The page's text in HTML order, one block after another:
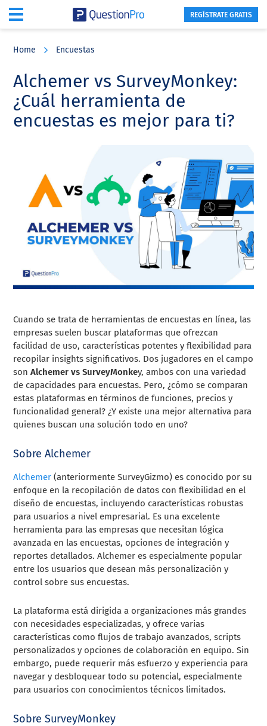
content
sidebar
REGÍSTRATE GRATIS
Home Encuestas
Alchemer vs SurveyMonkey:
¿Cuál herramienta de
encuestas es mejor para ti?
Cuando se trata de herramientas de encuestas en línea, las
empresas suelen buscar plataformas que ofrezcan
facilidad de uso, características potentes y flexibilidad para
recopilar insights significativos. Dos jugadores en el campo
sonAlchemer vs SurveyMonkey, ambos con una variedad
de capacidades para encuestas. Pero, ¿cómo se comparan
estas plataformas en términos de funciones, precios y
funcionalidad general? ¿Y existe una mejor alternativa para
quienes buscan una solución todo en uno?
Sobre Alchemer
Alchemer (anteriormente SurveyGizmo) es conocido por su
enfoque en la recopilación de datos con flexibilidad en el
diseño de encuestas, incluyendo características robustas
para usuarios a nivel empresarial. Es una excelente
herramienta para las empresas que necesitan lógica
avanzada en las encuestas, opciones de integración y
reportes detallados. Alchemer es especialmente popular
entre los usuarios que desean más personalización y
control sobre sus encuestas.
La plataforma está dirigida a organizaciones más grandes
con necesidades especializadas, y ofrece varias
características como flujos de trabajo avanzados, scripts
personalizados y opciones de colaboración en equipo. Sin
embargo, puede requerir más esfuerzo y experiencia para
navegar y desbloquear todo su potencial, especialmente
para usuarios con conocimientos técnicos limitados.
Sobre SurveyMonkey